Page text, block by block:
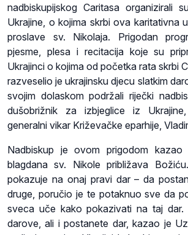
nadbiskupijskog Caritasa organizirali
Ukrajine, o kojima skrbi ova karitativna
proslave sv. Nikolaja. Prigodan
pjesme, plesa i recitacija koje su
Ukrajinci o kojima od početka rata skrbi
razveselio je ukrajinsku djecu slatkim
svojim dolaskom podržali riječki
dušobrižnik za izbjeglice iz
generalni vikar Križevačke eparhije,
Nadbiskup je ovom prigodom
blagdana sv. Nikole približava
pokazuje na onaj pravi dar – da
druge, poručio je te potaknuo sve da
sveca uče kako pokazivati na taj dar.
darove, ali i postanete dar, kazao je